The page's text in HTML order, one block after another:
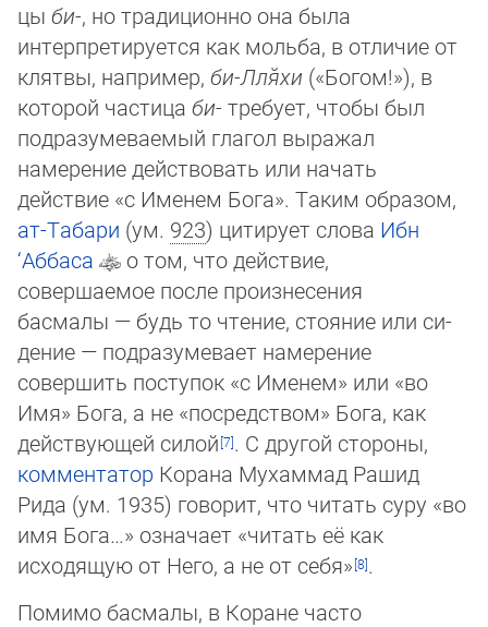
цы би-, но традиционно она была
интерпретируется как мольба, в отличие от
клят­вы, например, би-Лля̆хи («Богом!»), в
которой частица би- требует, чтобы был
подразу­ме­вае­мый глагол выражал
намерение действовать или начать
действие «с Именем Бо­га». Таким образом,
ат-Табари (ум. 923) цитирует слова Ибн
‘Аббаса
о том, что дей­ст­вие,
совершаемое после произнесения
басмалы — будь то чтение, стояние или си­
де­ние — подразумевает намерение
совершить поступок «с Именем» или «во
Имя» Бога, а не «посредством» Бо­га, как
действующей силой
. С другой стороны,
ком­мен­та­тор Ко­ра­на Мухаммад Рашид
Рида (ум. 1935) говорит, что читать суру «во
имя Бога…» оз­на­ча­ет «читать её как
исходящую от Него, а не от себя»
.
Помимо басмалы, в Коране часто